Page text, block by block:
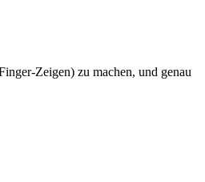
Zeigen) zu machen, und genau